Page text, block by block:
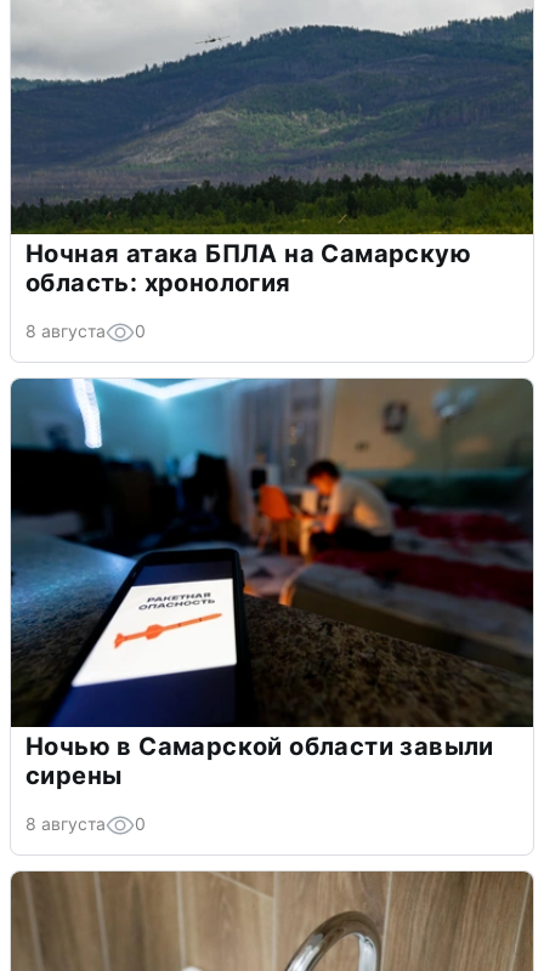
Ночная атака БПЛА на Самарскую
область: хронология
8 августа 0
Ночью в Самарской области завыли
сирены
8 августа 0